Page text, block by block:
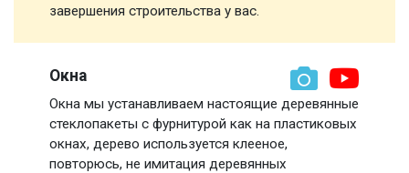
завершения строительства у вас.
Окна
Окна мы устанавливаем настоящие деревянные
стеклопакеты с фурнитурой как на пластиковых
окнах, дерево используется клееное,
повторюсь, не имитация деревянных